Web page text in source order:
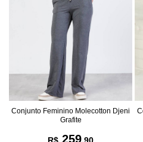
Conjunto Feminino Molecotton Djeni
Grafite
259